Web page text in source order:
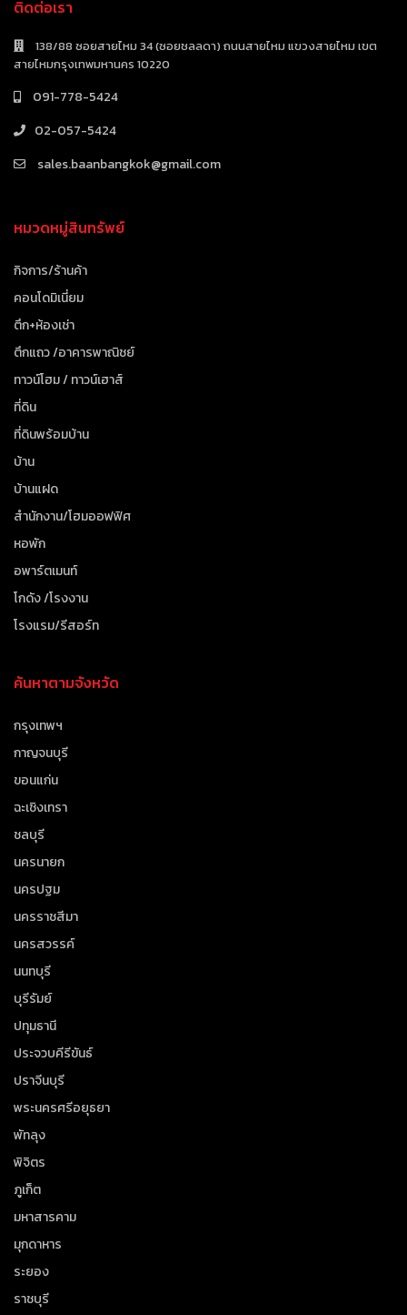
ติดต่อเรา
138/88 ซอยสายไหม 34 (ซอยชลลดา) ถนนสายไหม แขวงสายไหม เขต
สายไหมกรุงเทพมหานคร 10220
091-778-5424
02-057-5424
sales.baanbangkok@gmail.com
หมวดหมู่สินทรัพย์
กิจการ/ร้านค้า
คอนโดมิเนี่ยม
ตึก+ห้องเช่า
ตึกแถว /อาคารพาณิชย์
ทาวน์โฮม / ทาวน์เฮาส์
ที่ดิน
ที่ดินพร้อมบ้าน
บ้าน
บ้านแฝด
สำนักงาน/โฮมออฟฟิศ
หอพัก
อพาร์ตเมนท์
โกดัง /โรงงาน
โรงแรม/รีสอร์ท
ค้นหาตามจังหวัด
กรุงเทพฯ
กาญจนบุรี
ขอนแก่น
ฉะเชิงเทรา
ชลบุรี
นครนายก
นครปฐม
นครราชสีมา
นครสวรรค์
นนทบุรี
บุรีรัมย์
ปทุมธานี
ประจวบคีรีขันธ์
ปราจีนบุรี
พระนครศรีอยุธยา
พัทลุง
พิจิตร
ภูเก็ต
มหาสารคาม
มุกดาหาร
ระยอง
ราชบุรี